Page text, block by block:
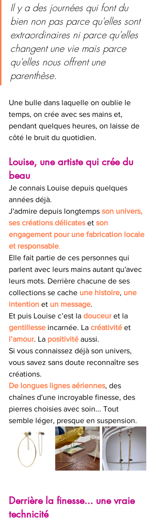
Il y a des journées qui font du
bien non pas parce qu'elles sont
extraordinaires ni parce qu'elles
changent une vie mais parce
qu'elles nous offrent une
parenthèse.
Une bulle dans laquelle on oublie le
temps, on crée avec ses mains et,
pendant quelques heures, on laisse de
côté le bruit du quotidien.
Louise, une artiste qui crée du
beau
Je connais Louise depuis quelques
années déjà.
J'admire depuis longtemps son univers,
ses créations délicates et son
engagement pour une fabrication locale
et responsable.
Elle fait partie de ces personnes qui
parlent avec leurs mains autant qu'avec
leurs mots. Derrière chacune de ses
collections se cache une histoire, une
intention et un message.
Et puis Louise c’est la douceur et la
gentillesse incarnée. La créativité et
l’amour. La positivité aussi.
Si vous connaissez déjà son univers,
vous savez sans doute reconnaître ses
créations.
De longues lignes aériennes, des
chaînes d'une incroyable finesse, des
pierres choisies avec soin... Tout
semble léger, presque en suspension.
Derrière la finesse... une vraie
technicité